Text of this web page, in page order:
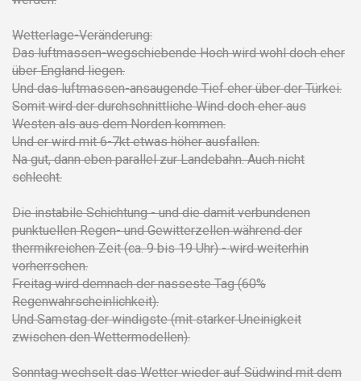
Wetterlage-Veränderung:
Das luftmassen-wegschiebende Hoch wird wohl doch eher
über England liegen.
Und das luftmassen-ansaugende Tief eher über der Türkei.
Somit wird der durchschnittliche Wind doch eher aus
Westen als aus dem Norden kommen.
Und er wird mit 6-7kt etwas höher ausfallen.
Na gut, dann eben parallel zur Landebahn. Auch nicht
schlecht.
Die instabile Schichtung - und die damit verbundenen
punktuellen Regen- und Gewitterzellen während der
thermikreichen Zeit (ca. 9 bis 19 Uhr) - wird weiterhin
vorherrschen.
Freitag wird demnach der nasseste Tag (60%
Regenwahrscheinlichkeit).
Und Samstag der windigste (mit starker Uneinigkeit
zwischen den Wettermodellen).
Sonntag wechselt das Wetter wieder auf Südwind mit dem